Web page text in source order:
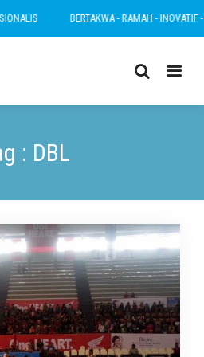
BERTAKWA - RAMAH - INOVATIF -
: DBL